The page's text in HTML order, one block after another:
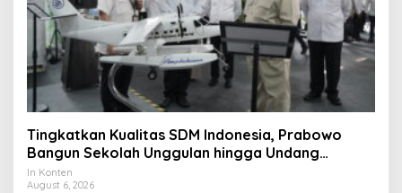
Tingkatkan Kualitas SDM Indonesia, Prabowo
Bangun Sekolah Unggulan hingga Undang
Universitas Terbaik Dunia
In Konten
August 6, 2026